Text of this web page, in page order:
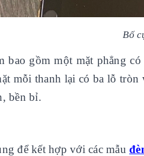
Bố
bao gồm một mặt phẳng
mỗi thanh lại có ba lỗ
bền bỉ.
để kết hợp với các mẫu